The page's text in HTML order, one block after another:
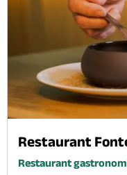
Restaurant
Restaurant